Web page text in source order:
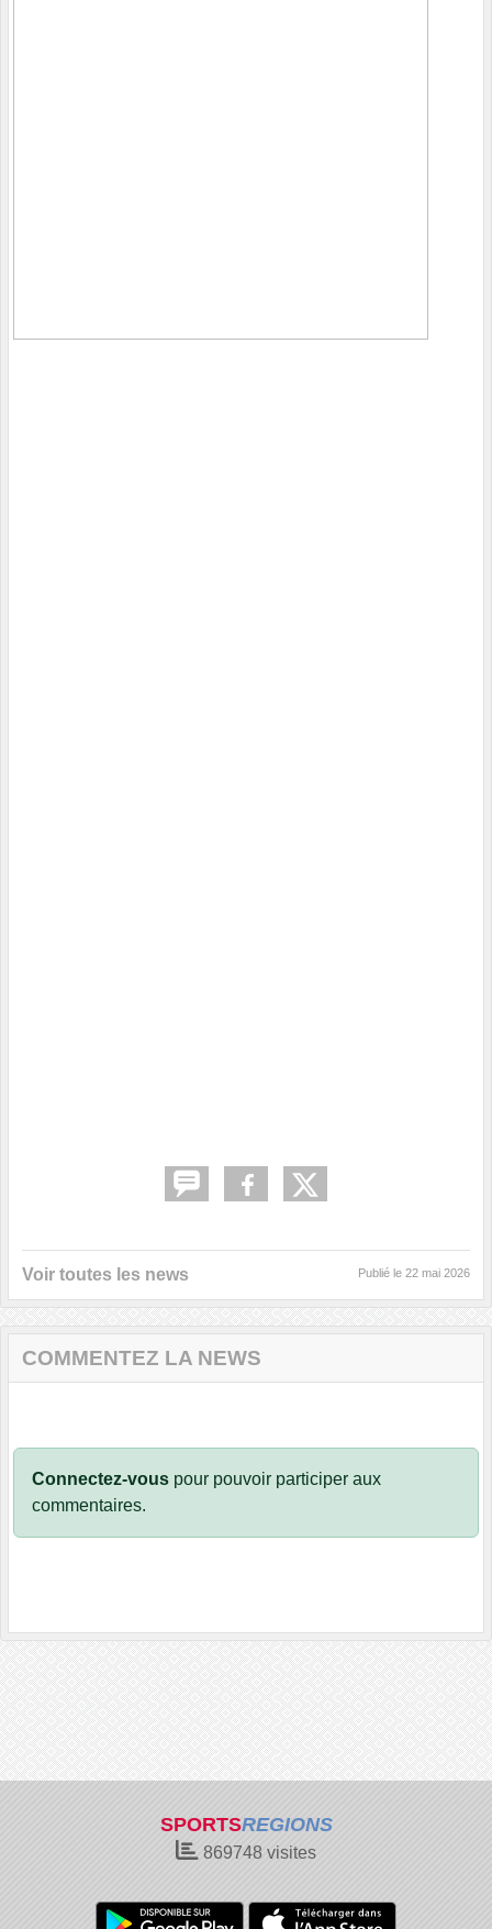
Voir toutes les news Publié le 22 mai 2026
COMMENTEZ LA NEWS
Connectez-vous pour pouvoir participer aux
commentaires.
SPORTSREGIONS
869748 visites